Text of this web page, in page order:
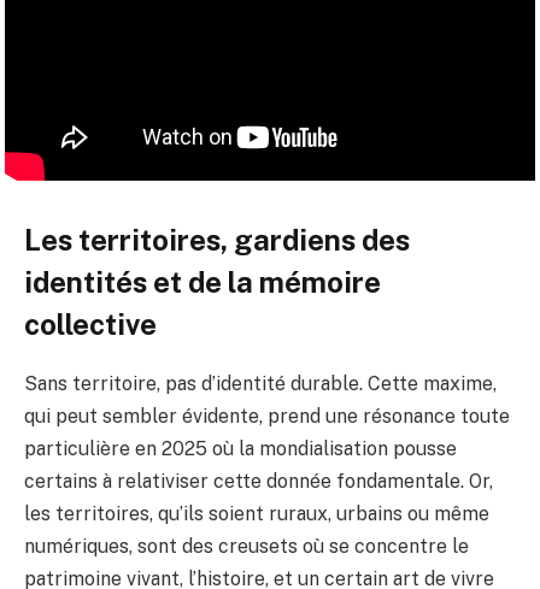
Les territoires, gardiens des
identités et de la mémoire
collective
Sans territoire, pas d’identité durable. Cette maxime,
qui peut sembler évidente, prend une résonance toute
particulière en 2025 où la mondialisation pousse
certains à relativiser cette donnée fondamentale. Or,
les territoires, qu’ils soient ruraux, urbains ou même
numériques, sont des creusets où se concentre le
patrimoine vivant, l’histoire, et un certain art de vivre